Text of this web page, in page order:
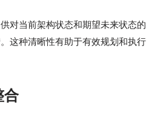
对当前架构状态和期望未来状态的
这种清晰性有助于有效规划和执行
合